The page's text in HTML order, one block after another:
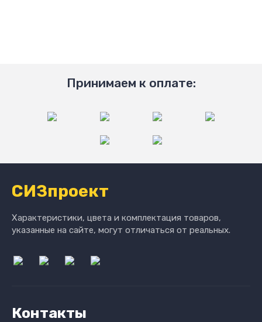
Принимаем к оплате:
СИЗпроект
Характеристики, цвета и комплектация товаров,
указанные на сайте, могут отличаться от реальных.
Контакты